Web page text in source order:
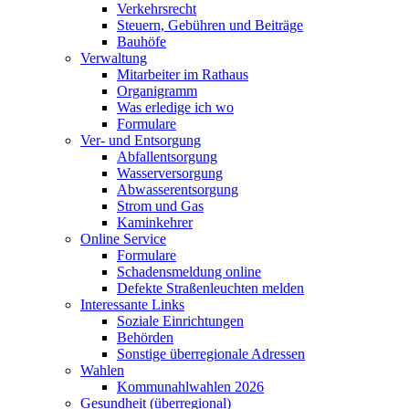
Verkehrsrecht
Steuern, Gebühren und Beiträge
Bauhöfe
Verwaltung
Mitarbeiter im Rathaus
Organigramm
Was erledige ich wo
Formulare
Ver- und Entsorgung
Abfallentsorgung
Wasserversorgung
Abwasserentsorgung
Strom und Gas
Kaminkehrer
Online Service
Formulare
Schadensmeldung online
Defekte Straßenleuchten melden
Interessante Links
Soziale Einrichtungen
Behörden
Sonstige überregionale Adressen
Wahlen
Kommunahlwahlen 2026
Gesundheit (überregional)